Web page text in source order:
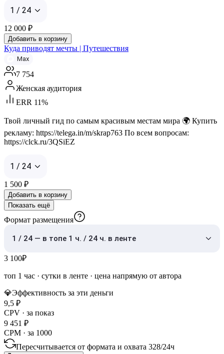
1 / 24
12 000 ₽
Добавить в корзину
Куда приводят мечты | Путешествия
Max
7 754
Женская аудитория
ERR 11%
Твой личный гид по самым красивым местам мира 🌍 Купить
рекламу: https://telega.in/m/skrap763 По всем вопросам:
https://clck.ru/3QSiEZ
1 / 24
1 500 ₽
Добавить в корзину
Показать ещё
Формат размещения
1 / 24 — в топе 1 ч. / 24 ч. в ленте
3 100₽
топ 1 час · сутки в ленте · цена напрямую от автора
💎Эффективность за эти деньги
9,5 ₽
CPV · за показ
9 451 ₽
CPM · за 1000
Пересчитывается от формата и охвата 328/24ч